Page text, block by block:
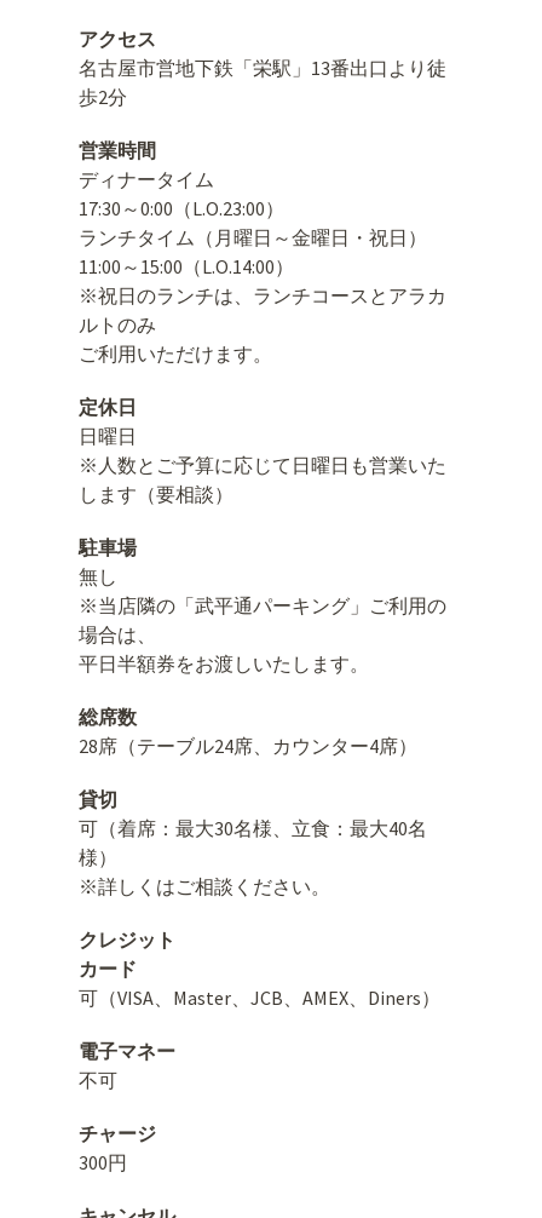
アクセス
名古屋市営地下鉄「栄駅」13番出口より徒
歩2分
営業時間
ディナータイム
17:30～0:00（L.O.23:00）
ランチタイム（月曜日～金曜日・祝日）
11:00～15:00（L.O.14:00）
※祝日のランチは、ランチコースとアラカ
ルトのみ
ご利用いただけます。
定休日
日曜日
※人数とご予算に応じて日曜日も営業いた
します（要相談）
駐車場
無し
※当店隣の「武平通パーキング」ご利用の
場合は、
平日半額券をお渡しいたします。
総席数
28席（テーブル24席、カウンター4席）
貸切
可（着席：最大30名様、立食：最大40名
様）
※詳しくはご相談ください。
クレジット
カード
可（VISA、Master、JCB、AMEX、Diners）
電子マネー
不可
チャージ
300円